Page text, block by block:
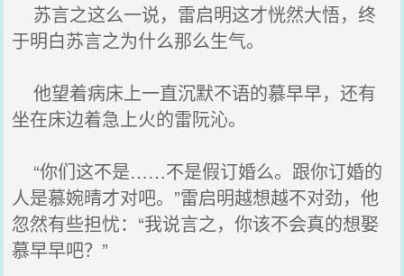
苏言之这么一说，雷启明这才恍然大悟，终
于明白苏言之为什么那么生气。
他望着病床上一直沉默不语的慕早早，还有
坐在床边着急上火的雷阮沁。
“你们这不是……不是假订婚么。跟你订婚的
人是慕婉晴才对吧。”雷启明越想越不对劲，他
忽然有些担忧：“我说言之，你该不会真的想娶
慕早早吧？”